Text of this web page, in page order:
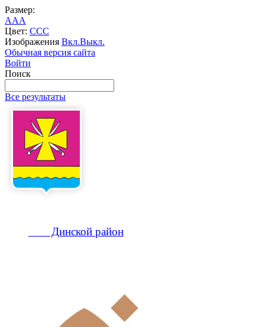
Размер:
AAA
Цвет: CCC
Изображения Вкл.Выкл.
Обычная версия сайта
Войти
Поиск
Все результаты
Динской район